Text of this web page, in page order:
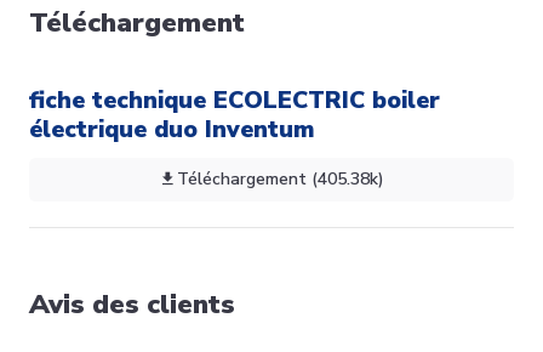
Téléchargement
fiche technique ECOLECTRIC boiler
électrique duo Inventum
Téléchargement (405.38k)
Avis des clients